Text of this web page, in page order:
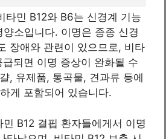
타민 B12와 B6는 신경계 기능
소입니다. 이명은 종종 신경
장애와 관련이 있으므로, 비타
되면 이명 증상이 완화될 수
, 유제품, 통곡물, 견과류 등에
게 포함되어 있습니다.
B12 결핍 환자들에게서 이명